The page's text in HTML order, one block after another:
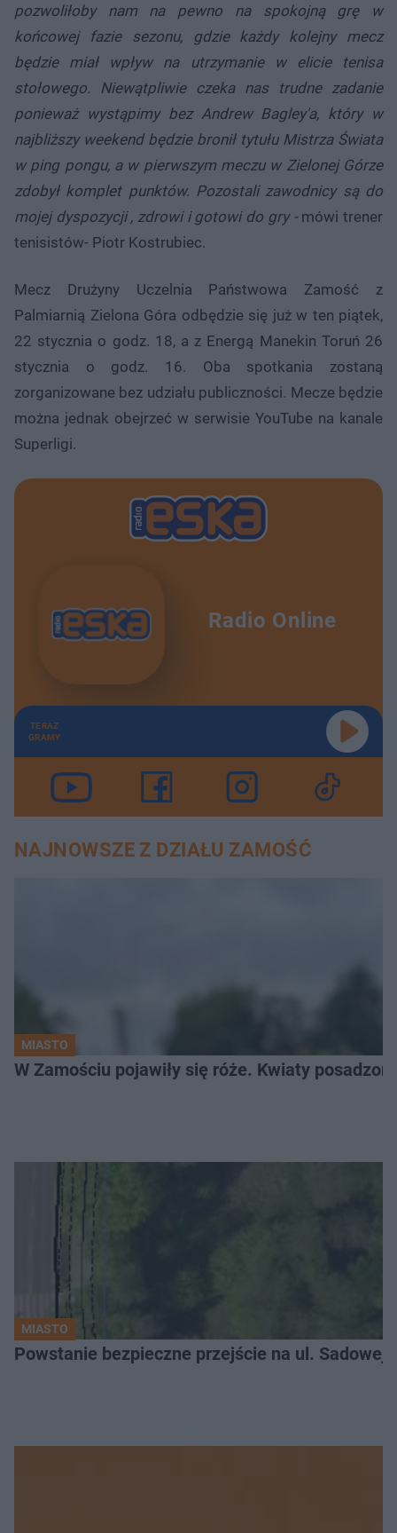
pozwoliłoby nam na pewno na spokojną grę w
końcowej fazie sezonu, gdzie każdy kolejny mecz
będzie miał wpływ na utrzymanie w elicie tenisa
stołowego. Niewątpliwie czeka nas trudne zadanie
ponieważ wystąpimy bez Andrew Bagley'a, który w
najbliższy weekend będzie bronił tytułu Mistrza Świata
w ping pongu, a w pierwszym meczu w Zielonej Górze
zdobył komplet punktów. Pozostali zawodnicy są do
mojej dyspozycji , zdrowi i gotowi do gry -mówi trener
tenisistów- Piotr Kostrubiec.
Mecz Drużyny Uczelnia Państwowa Zamość z
Palmiarnią Zielona Góra odbędzie się już w ten piątek,
22 stycznia o godz. 18, a z Energą Manekin Toruń 26
stycznia o godz. 16. Oba spotkania zostaną
zorganizowane bez udziału publiczności. Mecze będzie
można jednak obejrzeć w serwisie YouTube na kanale
Superligi.
Radio Online
TERAZ
GRAMY
NAJNOWSZE Z DZIAŁU ZAMOŚĆ
MIASTO
W Zamościu pojawiły się róże. Kwiaty
MIASTO